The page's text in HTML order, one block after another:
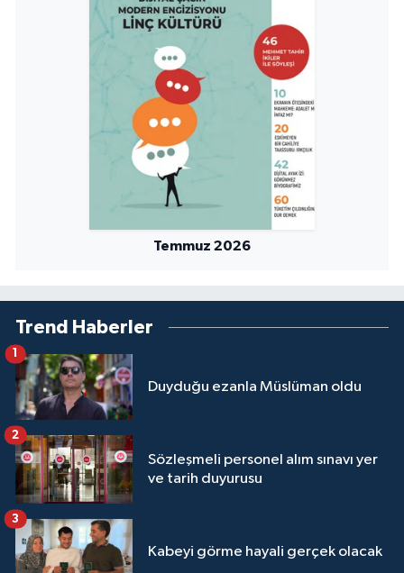
Temmuz 2026
Trend Haberler
Duyduğu ezanla Müslüman oldu
1
Sözleşmeli personel alım sınavı yer
ve tarih duyurusu
2
Kabeyi görme hayali gerçek olacak
3
Şanlıurfa Müftülüğü
Şırnak Müftülüğü
Tekirdağ Müftülüğü
Tokat Müftülüğü
Trabzon Müftülüğü
Tunceli Müftülüğü
Van Müftülüğü
Yalova Müftülüğü
Yozgat Müftülüğü
Zonguldak Müftülüğü